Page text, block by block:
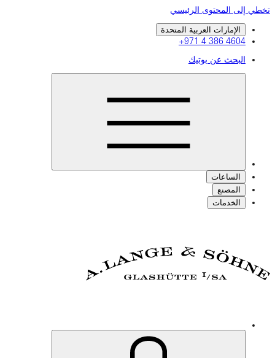
تخطي إلى المحتوى الرئيسي
الإمارات العربية المتحدة
+971 4 386 4604
البحث عن بوتيك
الساعات
المصنع
الخدمات